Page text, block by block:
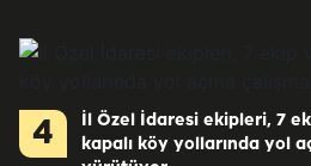
4
İl Özel İdaresi ekipleri, 7
kapalı köy yollarında yol